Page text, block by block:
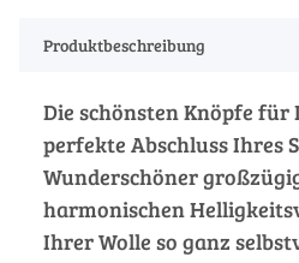
Produktbeschreibung
Die schönsten Knöpfe
perfekte Abschluss Ihres
Wunderschöner
harmonischen
Ihrer Wolle so ganz